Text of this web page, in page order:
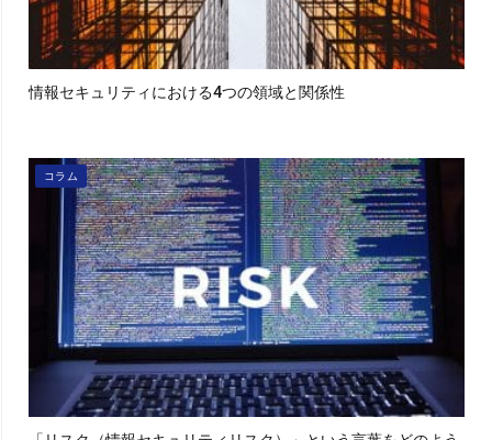
情報セキュリティにおける4つの領域と関係性
コラム